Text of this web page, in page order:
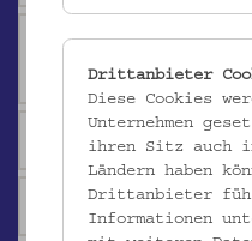
Warum hat das
Toilette?
Wie viele
Was macht der
Drittanbieter
Diese Cookies
Unternehmen
ihren Sitz auch
Ländern haben
Drittanbieter
Informationen